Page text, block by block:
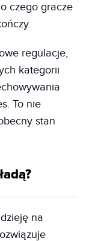
czego gracze
regulacje,
kategorii
To nie
stan
na